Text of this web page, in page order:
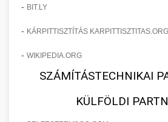
- BIT.LY
- KÁRPITTISZTÍTÁS KARPITTISZTITAS.ORG
- WIKIPEDIA.ORG
SZÁMÍTÁSTECHNIKAI
KÜLFÖLDI